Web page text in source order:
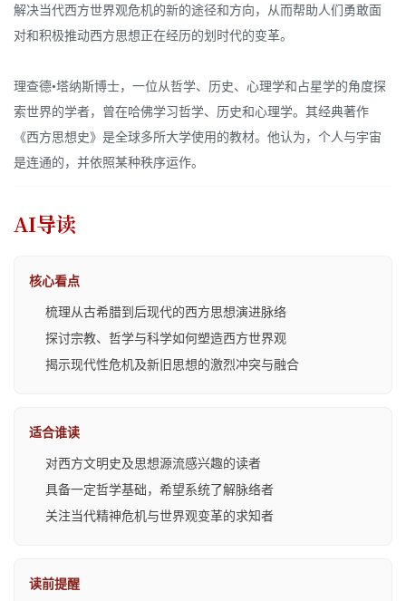
解决当代西方世界观危机的新的途径和方向，从而帮助人们勇敢面
对和积极推动西方思想正在经历的划时代的变革。
理查德•塔纳斯博士，一位从哲学、历史、心理学和占星学的角度探
索世界的学者，曾在哈佛学习哲学、历史和心理学。其经典著作
《西方思想史》是全球多所大学使用的教材。他认为，个人与宇宙
是连通的，并依照某种秩序运作。
AI导读
核心看点
梳理从古希腊到后现代的西方思想演进脉络
探讨宗教、哲学与科学如何塑造西方世界观
揭示现代性危机及新旧思想的激烈冲突与融合
适合谁读
对西方文明史及思想源流感兴趣的读者
具备一定哲学基础，希望系统了解脉络者
关注当代精神危机与世界观变革的求知者
读前提醒